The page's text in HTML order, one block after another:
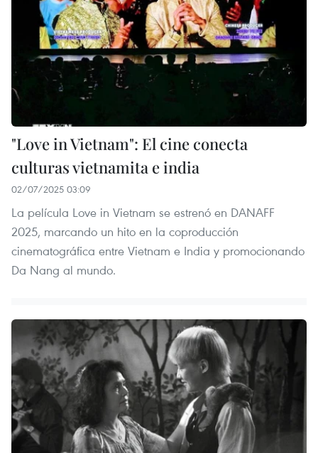
"Love in Vietnam": El cine conecta
culturas vietnamita e india
02/07/2025 03:09
La película Love in Vietnam se estrenó en DANAFF
2025, marcando un hito en la coproducción
cinematográfica entre Vietnam e India y promocionando
Da Nang al mundo.